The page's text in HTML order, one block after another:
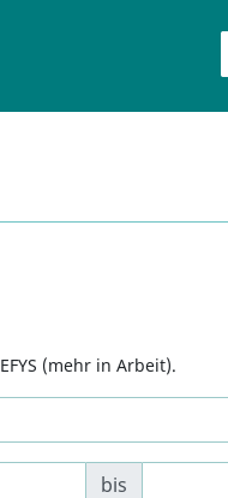
(mehr in Arbeit).
bis